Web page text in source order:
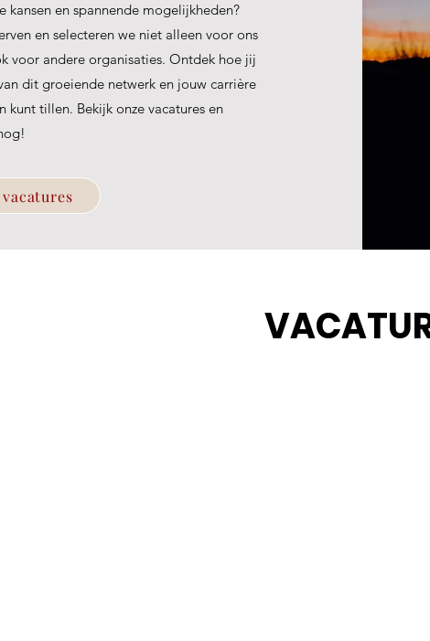
kansen en spannende mogelijkheden?
en selecteren we niet alleen voor ons
voor andere organisaties. Ontdek hoe jij
dit groeiende netwerk en jouw carrière
kunt tillen. Bekijk onze vacatures en